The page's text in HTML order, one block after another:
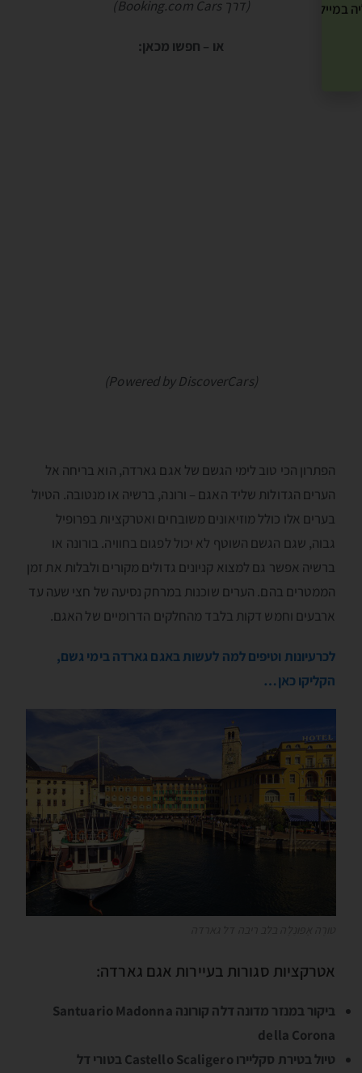
(דרך Booking.com Cars)
או – חפשו מכאן:
(Powered by DiscoverCars)
הפתרון הכי טוב לימי הגשם של אגם גארדה, הוא בריחה אל
הערים הגדולות שליד האגם – ורונה, ברשיה או מנטובה. הטיול
בערים אלו כולל מוזיאונים משובחים ואטרקציות בפרופיל
גבוה, שגם הגשם השוטף לא יכול לפגום בחוויה. בורונה או
ברשיה אפשר גם למצוא קניונים גדולים מקורים ולבלות את זמן
הממטרים בהם. הערים שוכנות במרחק נסיעה של חצי שעה עד
ארבעים וחמש דקות בלבד מהחלקים הדרומיים של האגם.
לכרעיונות וטיפים למה לעשות באגם גארדה בימי גשם,
הקליקו כאן…
אטרקציות סגורות בעיירות אגם גארדה:
ביקור במנזר מדונה דלה קורונה Santuario Madonna
della Corona
טיול בטירת סקליירו Castello Scaligero בטורי דל
במייל שלך! »